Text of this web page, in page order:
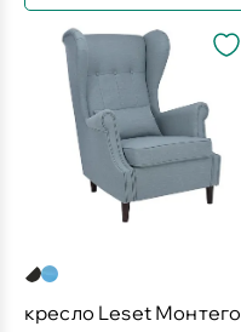
кресло Leset Монтего